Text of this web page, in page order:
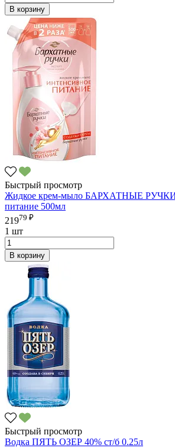
В корзину
Быстрый просмотр
Жидкое крем-мыло БАРХАТНЫЕ РУЧКИ
питание 500мл
21979 ₽
1 шт
В корзину
Быстрый просмотр
Водка ПЯТЬ ОЗЕР 40% ст/б 0.25л